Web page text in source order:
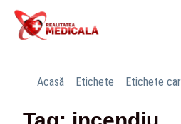
Acasă Etichete Etichete